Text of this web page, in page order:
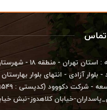
تماس
دفتر مرکزی
خیابان کلاهدوز-نبش خیابان